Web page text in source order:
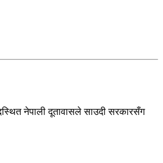
नेपाली दूतावासले साउदी सरकारसँग